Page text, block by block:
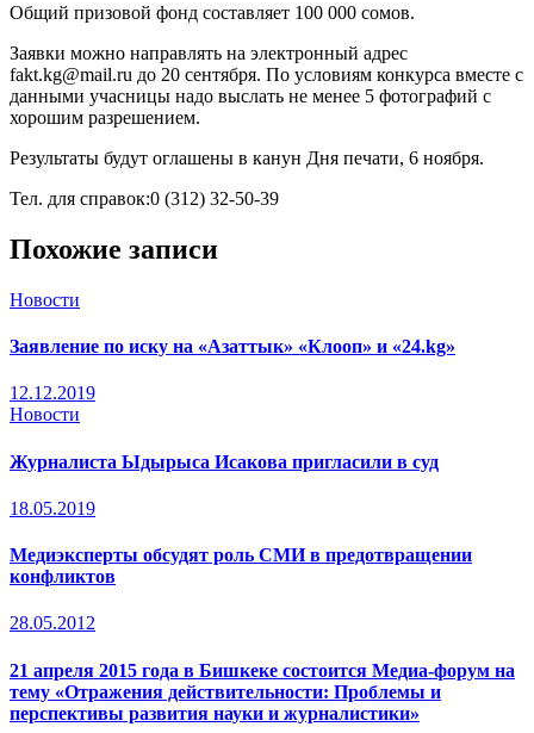
Общий призовой фонд составляет 100 000 сомов.
Заявки можно направлять на электронный адрес
fakt.kg@mail.ru до 20 сентября. По условиям конкурса вместе с
данными учасницы надо выслать не менее 5 фотографий с
хорошим разрешением.
Результаты будут оглашены в канун Дня печати, 6 ноября.
Тел. для справок:0 (312) 32-50-39
Похожие записи
Новости
Заявление по иску на «Азаттык» «Клооп» и «24.kg»
12.12.2019
Новости
Журналиста Ыдырыса Исакова пригласили в суд
18.05.2019
Медиэксперты обсудят роль СМИ в предотвращении
конфликтов
28.05.2012
21 апреля 2015 года в Бишкеке состоится Медиа-форум на
тему «Отражения действительности: Проблемы и
перспективы развития науки и журналистики»